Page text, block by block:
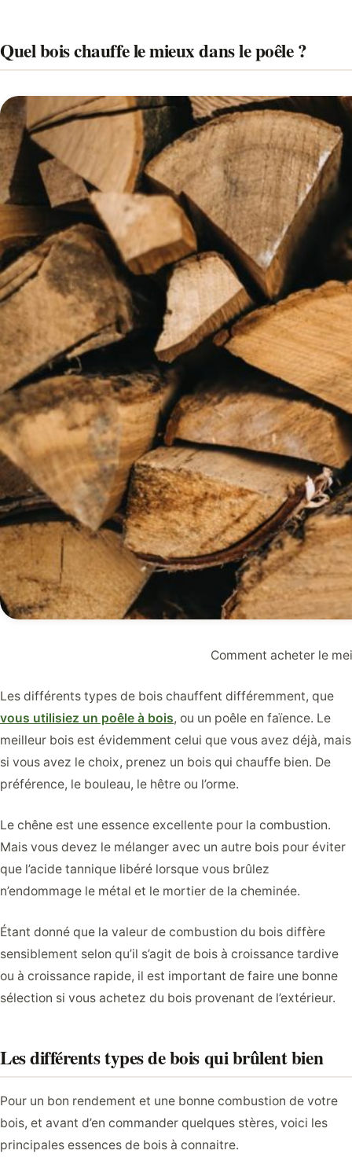
Quel bois chauffe le mieux dans le poêle ?
Comment acheter le
Les différents types de bois chauffent différemment, que
vous utilisiez un poêle à bois, ou un poêle en faïence. Le
meilleur bois est évidemment celui que vous avez déjà, mais
si vous avez le choix, prenez un bois qui chauffe bien. De
préférence, le bouleau, le hêtre ou l’orme.
Le chêne est une essence excellente pour la combustion.
Mais vous devez le mélanger avec un autre bois pour éviter
que l’acide tannique libéré lorsque vous brûlez
n’endommage le métal et le mortier de la cheminée.
Étant donné que la valeur de combustion du bois diffère
sensiblement selon qu’il s’agit de bois à croissance tardive
ou à croissance rapide, il est important de faire une bonne
sélection si vous achetez du bois provenant de l’extérieur.
Les différents types de bois qui brûlent bien
Pour un bon rendement et une bonne combustion de votre
bois, et avant d’en commander quelques stères, voici les
principales essences de bois à connaitre.